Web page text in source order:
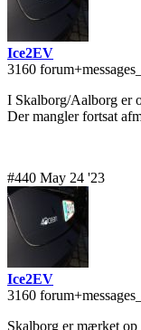
Ice2EV
3160
I Skalborg/Aalborg er
Der mangler fortsat
#440 May 24 '23
Ice2EV
3160
Skalborg er mærket